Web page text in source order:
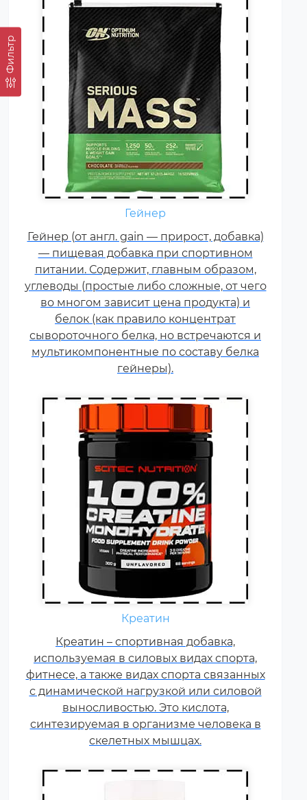
Фильтр
Гейнер
Гейнер (от англ. gain — прирост, добавка)
— пищевая добавка при спортивном
питании. Содержит, главным образом,
углеводы (простые либо сложные, от чего
во многом зависит цена продукта) и
белок (как правило концентрат
сывороточного белка, но встречаются и
мультикомпонентные по составу белка
гейнеры).
Креатин – спортивная добавка,
используемая в силовых видах
спорта, фитнесе, а также видах
спорта связанных с
динамической нагрузкой или
силовой выносливостью. Это
кислота, синтезируемая в
организме человека в
скелетных мышцах.
Креатин
Креатин – спортивная добавка,
используемая в силовых видах спорта,
фитнесе, а также видах спорта связанных
с динамической нагрузкой или силовой
выносливостью. Это кислота,
синтезируемая в организме человека в
скелетных мышцах.
Ежедневно каждому
витамины группы В, карнитин –
витамин Т, витамины С, D, E, F.
Постоянные тренировки,
физические и психологические
нагрузки, соревнования
увеличивают суточную норму
витаминов и минералов в 1,5-2